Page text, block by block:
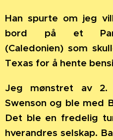
Han spurte om jeg
bord på et
(Caledonien) som
Texas for å hente
Jeg mønstret av 2.
Swenson og ble med
Det ble en fredelig
hverandres selskap.